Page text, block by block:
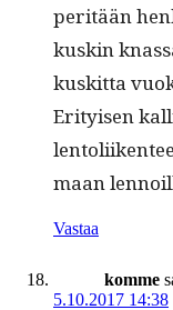
per­itään
kuskin
kuskit­ta
Eri­tyisen
maan
Vastaa
komme
5.10.2017 14:38